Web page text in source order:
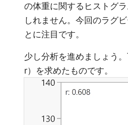
の体重に関するヒストグ
しれません。今回のラグ
とに注目です。
少し分析を進めましょう
r）を求めたものです。